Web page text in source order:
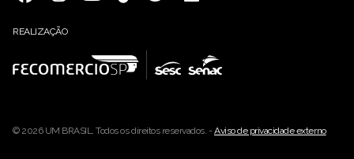
REALIZAÇÃO
© 2026 UM BRASIL. Todos os direitos reservados. -Aviso de privacidade externo